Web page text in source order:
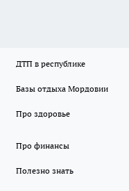
ДТП в республике
Базы отдыха Мордовии
Про здоровье
Про финансы
Полезно знать